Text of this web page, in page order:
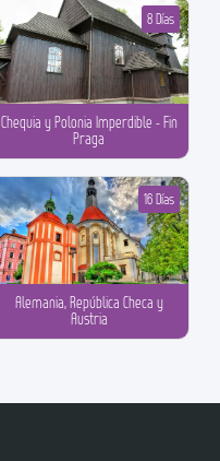
Chequia y Polonia Imperdible - Fin
Praga
8 Días
Alemania, República Checa y
Austria
16 Días